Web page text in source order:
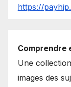
https://
Comprendre
Une
images des